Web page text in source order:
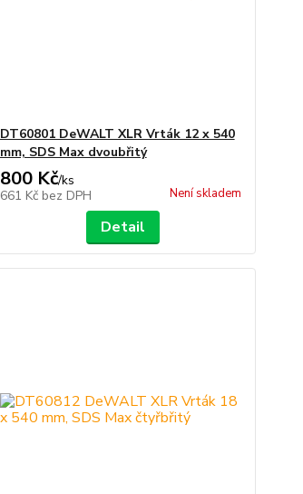
DT60801 DeWALT XLR Vrták 12 x 540
mm, SDS Max dvoubřitý
800 Kč/ks
661 Kč bez DPH Není skladem
Detail